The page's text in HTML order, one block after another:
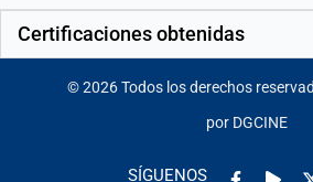
Certificaciones obtenidas
©2026Todos los derechos
por DGCINE
SÍGUENOS Play